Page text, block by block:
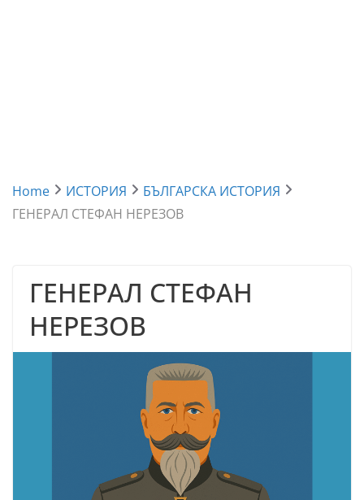
Home ИСТОРИЯ
БЪЛГАРСКА ИСТОРИЯ
ГЕНЕРАЛ СТЕФАН НЕРЕЗОВ
ГЕНЕРАЛ СТЕФАН
НЕРЕЗОВ